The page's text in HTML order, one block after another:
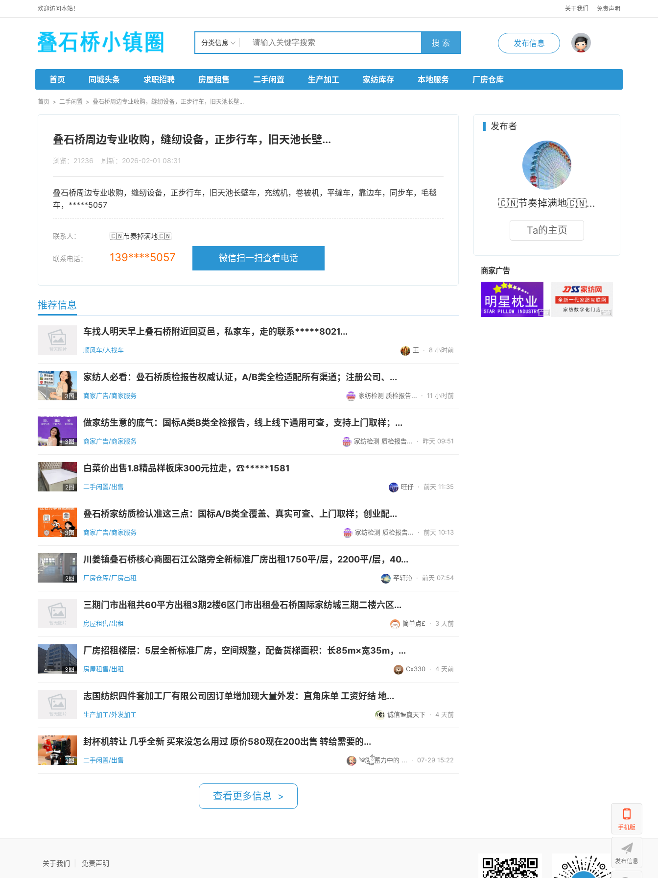
欢迎访问本站！ 关于我们 免责声明
分类信息 搜 索 发布信息
首页 同城头条 求职招聘 房屋租售 二手闲置 生产加工 家纺库存 本地服务 厂房仓库
首页 > 二手闲置 > 叠石桥周边专业收购，缝纫设备，正步行车，旧天池长壁...
叠石桥周边专业收购，缝纫设备，正步行车，旧天池长壁...
浏览：21236 刷新：2026-02-01 08:31
叠石桥周边专业收购，缝纫设备，正步行车，旧天池长壁车，充绒机，卷被机，平缝车，靠边车，同步车，毛毯
车，*****5057
联系人： 🇨🇳节奏掉满地🇨🇳
联系电话： 139****5057 微信扫一扫查看电话
推荐信息
车找人明天早上叠石桥附近回夏邑，私家车，走的联系*****8021...
顺风车/人找车 王 · 8 小时前
3图
家纺人必看：叠石桥质检报告权威认证，A/B类全检适配所有渠道；注册公司、...
商家广告/商家服务 家纺检测 质检报告... · 11 小时前
3图
做家纺生意的底气：国标A类B类全检报告，线上线下通用可查，支持上门取样；...
商家广告/商家服务 家纺检测 质检报告... · 昨天 09:51
2图
白菜价出售1.8精品样板床300元拉走，☎*****1581
二手闲置/出售 旺仔 · 前天 11:35
3图
叠石桥家纺质检认准这三点：国标A/B类全覆盖、真实可查、上门取样；创业配...
商家广告/商家服务 家纺检测 质检报告... · 前天 10:13
2图
川姜镇叠石桥核心商圈石江公路旁全新标准厂房出租1750平/层，2200平/层，40...
厂房仓库/厂房出租 芊轩沁 · 前天 07:54
三期门市出租共60平方出租3期2楼6区门市出租叠石桥国际家纺城三期二楼六区...
房屋租售/出租 简单点£ · 3 天前
3图
厂房招租楼层：5层全新标准厂房，空间规整，配备货梯面积：长85m×宽35m，...
房屋租售/出租 Cx330 · 4 天前
志国纺织四件套加工厂有限公司因订单增加现大量外发：直角床单 工资好结 地...
生产加工/外发加工 诚信🐎赢天下 · 4 天前
2图
封杯机转让 几乎全新 买来没怎么用过 原价580现在200出售 转给需要的...
二手闲置/出售 ༄༊ོ࿆ྂ蓄力中的 ... · 07-29 15:22
查看更多信息 >
发布者
🇨🇳节奏掉满地🇨🇳...
Ta的主页
商家广告
关于我们 免责声明
手机版
发布信息